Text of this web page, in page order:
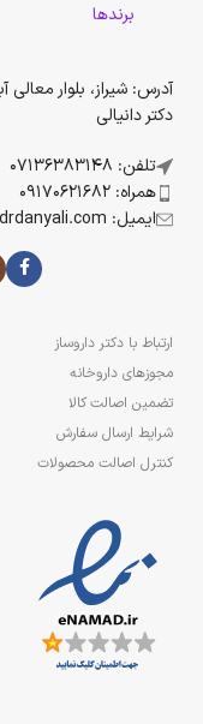
برندها
آدرس: شیراز، بلوار معالی
دکتر دانیالی
تلفن: 07136383148
همراه: 09170621682
ایمیل: info@drdanyali.com
ارتباط با دکتر داروساز
مجوزهای داروخانه
تضمین اصالت کالا
شرایط ارسال سفارش
کنترل اصالت محصولات